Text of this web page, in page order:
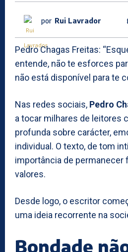
por Rui Lavrador
Pedro Chagas Freitas:
entende, não te esforces
não está disponível para te
Nas redes sociais, Pedro
a tocar milhares de leitores
profunda sobre carácter,
individual. O texto, de tom
importância de permanecer
valores.
Desde logo, o escritor
uma ideia recorrente na
Bondade